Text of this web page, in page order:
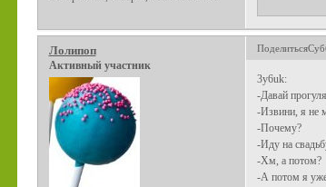
Поделиться
Лолипоп
Активный участник
3y6uk:
-Давай
-Извини, я не
-Почему?
-Иду на
-Хм, а потом?
-А потом я